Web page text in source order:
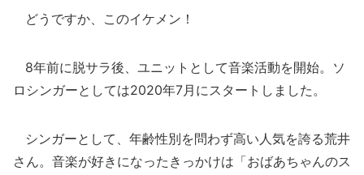
どうですか、このイケメン！
8年前に脱サラ後、ユニットとして音楽活動を開始。ソ
ロシンガーとしては2020年7月にスタートしました。
シンガーとして、年齢性別を問わず高い人気を誇る荒井
さん。音楽が好きになったきっかけは「おばあちゃんのス